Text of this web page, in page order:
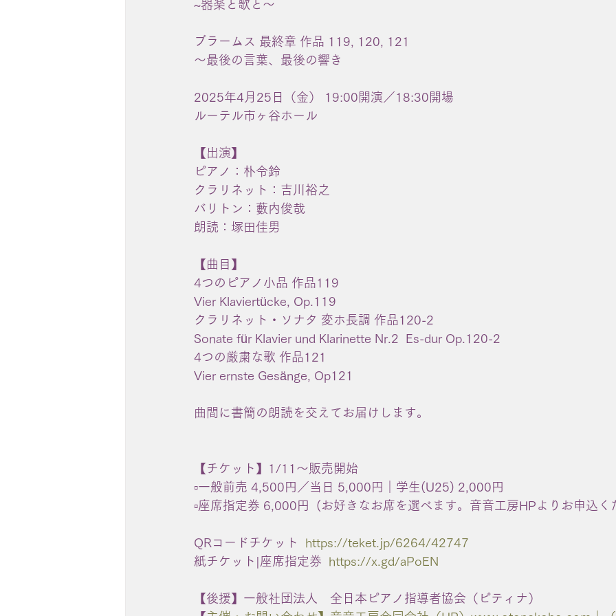
~器楽と歌と〜
ブラームス 最終章 作品 119, 120, 121
〜最後の言葉、最後の響き
2025年4月25日（金） 19:00開演／18:30開場
ルーテル市ヶ谷ホール
【出演】
ピアノ：朴令鈴
クラリネット：吉川裕之
バリトン：藪内俊哉
朗読：塚田佳男
【曲目】
4つのピアノ小品 作品119
Vier Klaviertücke, Op.119
クラリネット・ソナタ 変ホ長調 作品120-2
Sonate für Klavier und Klarinette Nr.2  Es-dur Op.120-2
4つの厳粛な歌 作品121
Vier ernste Gesänge, Op121
曲間に書簡の朗読を交えてお届けします。
【チケット】1/11〜販売開始
▫️一般前売 4,500円／当日 5,000円｜学生(U25) 2,000円
▫️座席指定券 6,000円  (お好きなお席を選べます。音音工房HPよりお申込く
QRコードチケット https://teket.jp/6264/42747
紙チケット|座席指定券 https://x.gd/aPoEN
【後援】一般社団法人　全日本ピアノ指導者協会（ピティナ）